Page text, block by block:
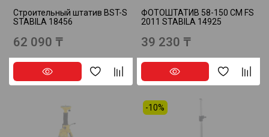
Строительный штатив BST-S
STABILA 18456
62 090 ₸
ФОТОШТАТИВ 58-150 СМ FS
2011 STABILA 14925
39 230 ₸
-10%